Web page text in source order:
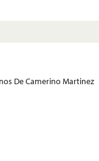
De Camerino Martinez